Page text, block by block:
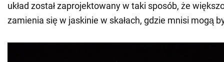
układ został zaprojektowany w taki sposób, że
zamienia się w jaskinie w skałach, gdzie mnisi mogą